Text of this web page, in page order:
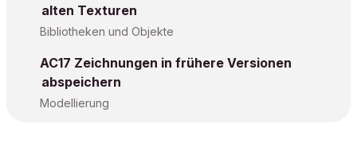
alten Texturen
Bibliotheken und Objekte
AC17 Zeichnungen in frühere Versionen
abspeichern
Modellierung